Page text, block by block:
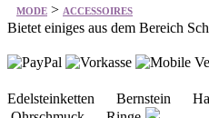
MODE > ACCESSOIRES
Bietet einiges aus dem Bereich
Edelsteinketten Bernstein